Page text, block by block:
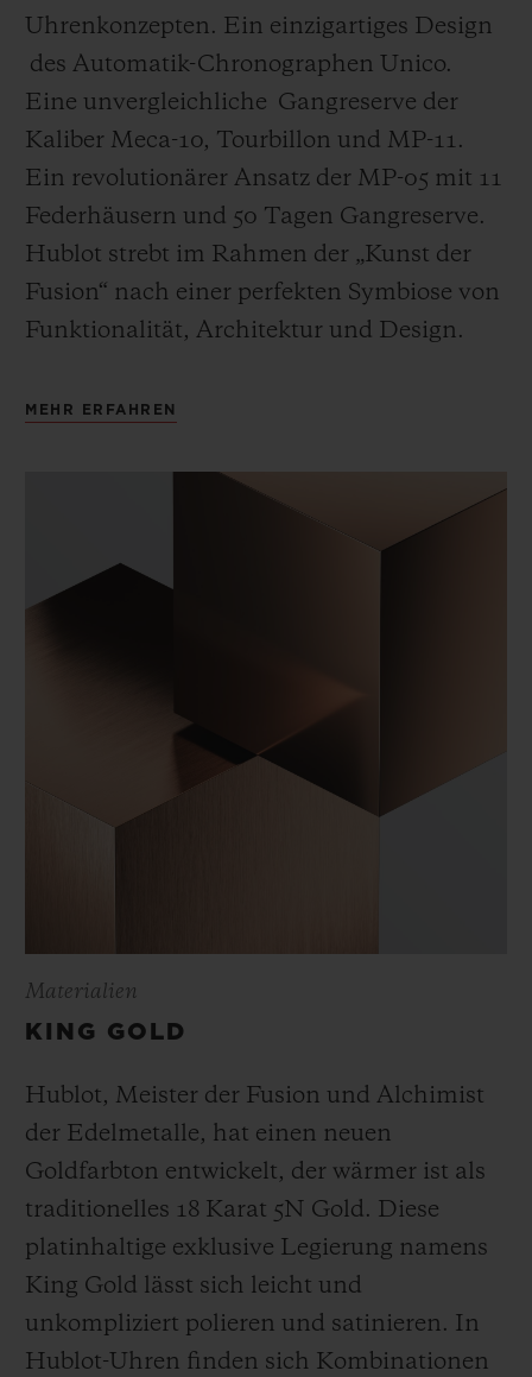
Uhrenkonzepten. Ein einzigartiges Design
des Automatik-Chronographen Unico.
Eine unvergleichliche Gangreserve der
Kaliber Meca-10, Tourbillon und MP-11.
Ein revolutionärer Ansatz der MP-05 mit 11
Federhäusern und 50 Tagen Gangreserve.
Hublot strebt im Rahmen der „Kunst der
Fusion“ nach einer perfekten Symbiose von
Funktionalität, Architektur und Design.
MEHR ERFAHREN
Materialien
KING GOLD
Hublot, Meister der Fusion und Alchimist
der Edelmetalle, hat einen neuen
Goldfarbton entwickelt, der wärmer ist als
traditionelles 18 Karat 5N Gold. Diese
platinhaltige exklusive Legierung namens
King Gold lässt sich leicht und
unkompliziert polieren und satinieren. In
Hublot-Uhren finden sich Kombinationen